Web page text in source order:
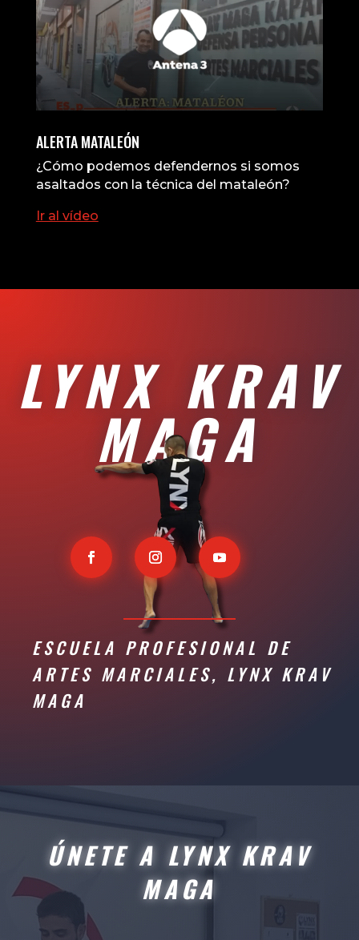
ALERTA MATALEÓN
¿Cómo podemos defendernos si somos
asaltados con la técnica del mataleón?
Ir al vídeo
LYNX KRAV
MAGA
ESCUELA PROFESIONAL DE
ARTES MARCIALES, LYNX KRAV
MAGA
ÚNETE A LYNX KRAV
MAGA